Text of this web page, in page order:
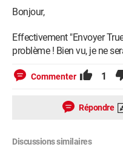
Bonjour,
Effectivement "Envoyer
problème ! Bien vu, je ne
Commenter 1
Répondre
Discussions similaires